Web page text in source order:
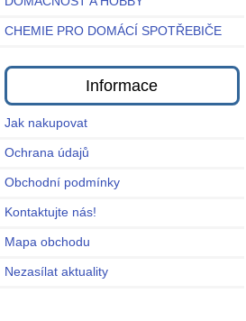
CHEMIE PRO DOMÁCÍ SPOTŘEBIČE
Informace
Jak nakupovat
Ochrana údajů
Obchodní podmínky
Kontaktujte nás!
Mapa obchodu
Nezasílat aktuality